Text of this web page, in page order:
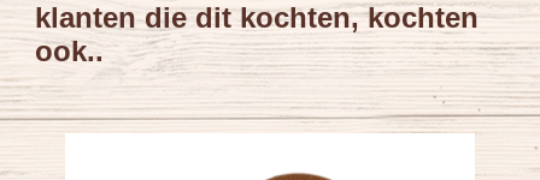
klanten die dit kochten, kochten
ook..